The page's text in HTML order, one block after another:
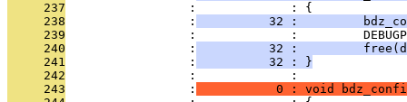
     237
                 :             : {
     238
                 :
32 :
     239
:             :
     240
                 :
32 :
     241
                 :
          32 : }
     242
                 :             :
     243
                 :
0 : void